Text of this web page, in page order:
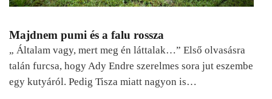
Majdnem pumi és a falu rossza
„ Általam vagy, mert meg én láttalak…” Első olvasásra
talán furcsa, hogy Ady Endre szerelmes sora jut eszembe
egy kutyáról. Pedig Tisza miatt nagyon is…